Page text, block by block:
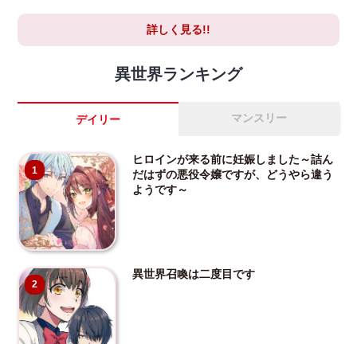
詳しく見る!!
異世界ランキング
デイリー マンスリー
1
ヒロインが来る前に妊娠しました～詰ん
だはずの悪役令嬢ですが、どうやら違う
ようです～
2
異世界召喚は二度目です